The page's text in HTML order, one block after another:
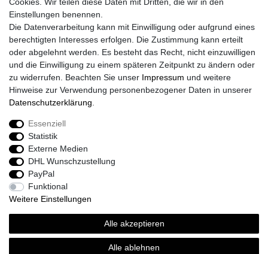
AGB
Größentabelle
Kataloge
Barrierefreiheitserklärung
Sicherheitsinformationen
Zahlung und Versand
Sport-Versand24 Community
Sport-Versand24 Team Fan-Shop´s & Partner
Einstellungen benennen.
Die Datenverarbeitung kann mit Einwilligung oder aufgrund eines
berechtigten Interesses erfolgen. Die Zustimmung kann erteilt
oder abgelehnt werden. Es besteht das Recht, nicht einzuwilligen
und die Einwilligung zu einem späteren Zeitpunkt zu ändern oder
zu widerrufen. Beachten Sie unser Impressum und weitere
Hinweise zur Verwendung personenbezogener Daten in unserer
Daten­schutz­erklärung
Essenziell
Statistik
Externe Medien
DHL Wunschzustellung
PayPal
Funktional
Weitere Einstellungen
Alle akzeptieren
Alle ablehnen